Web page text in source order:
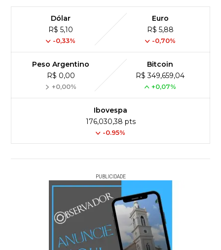
Dólar
R$ 5,10
-0,33%
Euro
R$ 5,88
-0,70%
Peso Argentino
R$ 0,00
+0,00%
Bitcoin
R$ 349,659,04
+0,07%
Ibovespa
176,030,38 pts
-0.95%
PUBLICIDADE